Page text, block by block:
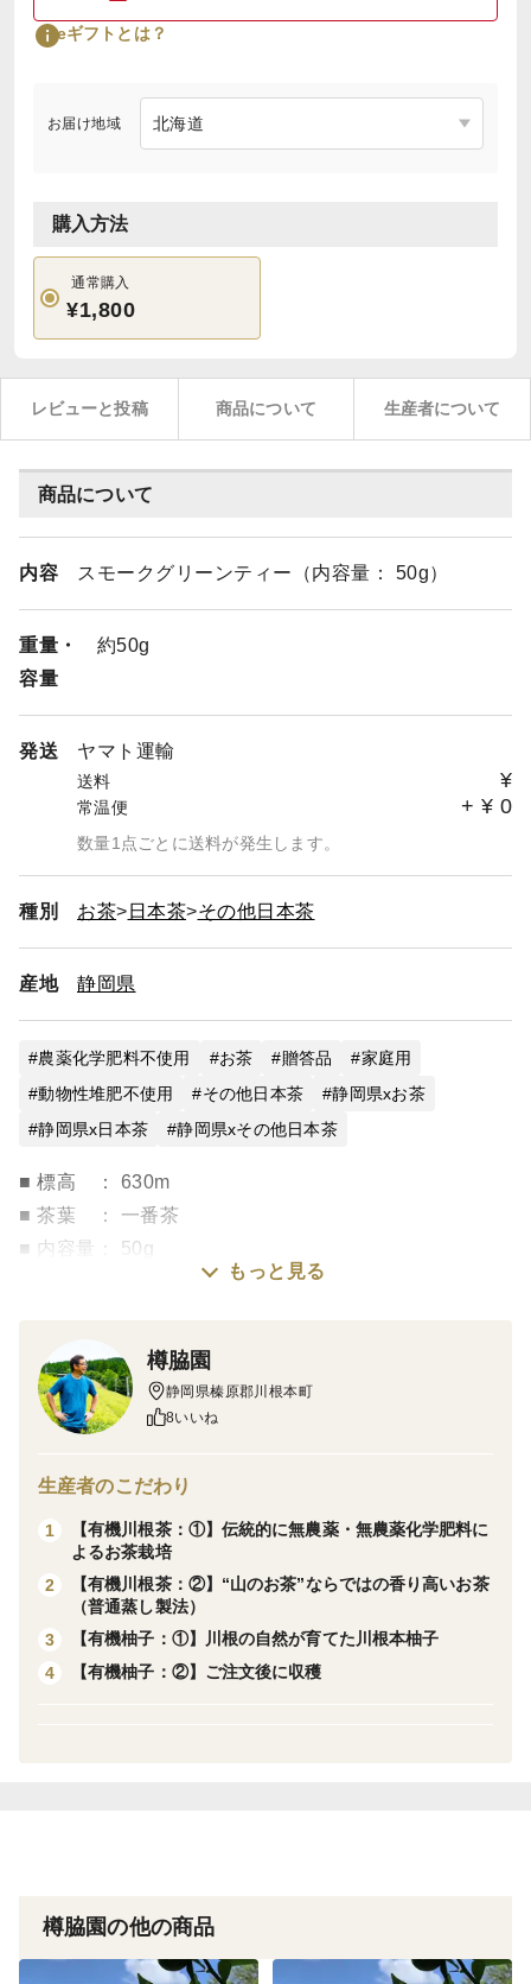
eギフトとは？
お届け地域
購入方法
通常購入
¥1,800
レビューと投稿 商品について 生産者について
商品について
内容 スモークグリーンティー（内容量： 50g）
重量・
容量
約50g
発送 ヤマト運輸
送料 ¥
常温便 + ¥ 0
数量1点ごとに送料が発生します。
種別 お茶 日本茶 その他日本茶
産地 静岡県
農薬化学肥料不使用 お茶 贈答品
家庭用
動物性堆肥不使用
その他日本茶
静岡県xお茶
静岡県x日本茶
静岡県xその他日本茶
■ 標高 ： 630m
■ 茶葉 ： 一番茶
■ 内容量： 50g
【淹れる温度】 90度
【蒸らし時間】 60秒
※美味しくお飲みいただけるのは、1煎目までが目安で
※これらはあくまでも目安ですので、お好みのお茶・
樽脇園の緑茶を、 天日乾燥させた青森県産の無農薬の
リンゴの木の新芽枝と、数種類のチップのブレンドの
チップで、スモーク（燻し）したお茶（日本初の緑茶の
ただいたところ、驚きの美味しさだったため、商品化す
もっと見る
樽脇園
静岡県榛原郡川根本町
8いいね
生産者のこだわり
1
【有機川根茶：①】伝統的に無農薬・無農薬化学肥料に
よるお茶栽培
2
【有機川根茶：②】“山のお茶”ならではの香り高いお茶
（普通蒸し製法）
3
【有機柚子：①】川根の自然が育てた川根本柚子
4
【有機柚子：②】ご注文後に収穫
樽脇園の他の商品